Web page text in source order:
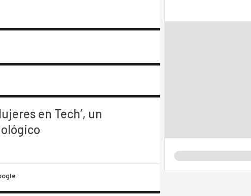
en Tech’, un